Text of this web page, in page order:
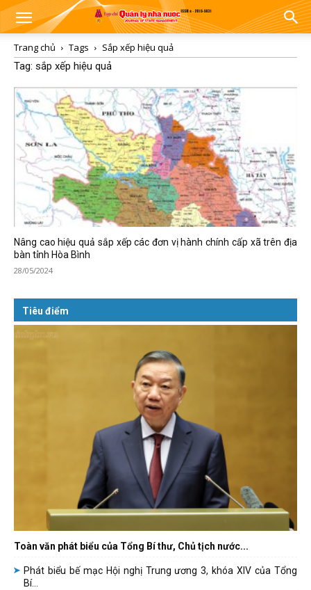
Trang chủ Tags
Sắp xếp hiệu quả
Tag: sắp xếp hiệu quả
Nâng cao hiệu quả sắp xếp các đơn vị hành chính cấp xã trên địa
bàn tỉnh Hòa Bình
28/05/2024
Tiêu điểm
Toàn văn phát biểu của Tổng Bí thư, Chủ tịch nước...
Phát biểu bế mạc Hội nghị Trung ương 3, khóa XIV của Tổng
Bí...